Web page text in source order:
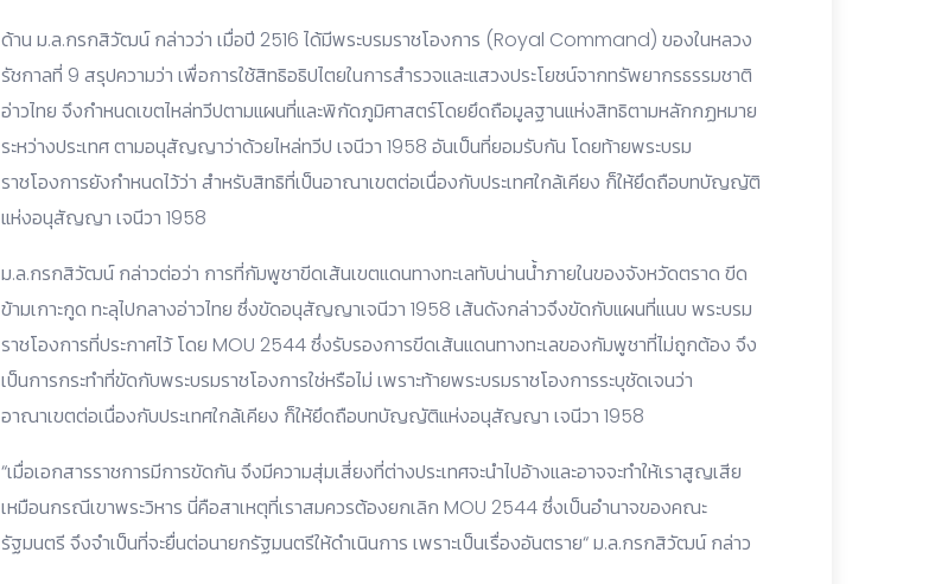
ด้าน ม.ล.กรกสิวัฒน์ กล่าวว่า เมื่อปี 2516 ได้มีพระบรมราชโองการ (Royal Command) ของในหลวง
รัชกาลที่ 9 สรุปความว่า เพื่อการใช้สิทธิอธิปไตยในการสำรวจและแสวงประโยชน์จากทรัพยากรธรรมชาติ
อ่าวไทย จึงกำหนดเขตไหล่ทวีปตามแผนที่และพิกัดภูมิศาสตร์โดยยึดถือมูลฐานแห่งสิทธิตามหลักกฏหมาย
ระหว่างประเทศ ตามอนุสัญญาว่าด้วยไหล่ทวีป เจนีวา 1958 อันเป็นที่ยอมรับกัน โดยท้ายพระบรม
ราชโองการยังกำหนดไว้ว่า สำหรับสิทธิที่เป็นอาณาเขตต่อเนื่องกับประเทศใกล้เคียง ก็ให้ยึดถือบทบัญญัติ
แห่งอนุสัญญา เจนีวา 1958
ม.ล.กรกสิวัฒน์ กล่าวต่อว่า การที่กัมพูชาขีดเส้นเขตแดนทางทะเลทับน่านน้ำภายในของจังหวัดตราด ขีด
ข้ามเกาะกูด ทะลุไปกลางอ่าวไทย ซึ่งขัดอนุสัญญาเจนีวา 1958 เส้นดังกล่าวจึงขัดกับแผนที่แนบ พระบรม
ราชโองการที่ประกาศไว้ โดย MOU 2544 ซึ่งรับรองการขีดเส้นแดนทางทะเลของกัมพูชาที่ไม่ถูกต้อง จึง
เป็นการกระทำที่ขัดกับพระบรมราชโองการใช่หรือไม่ เพราะท้ายพระบรมราชโองการระบุชัดเจนว่า
อาณาเขตต่อเนื่องกับประเทศใกล้เคียง ก็ให้ยึดถือบทบัญญัติแห่งอนุสัญญา เจนีวา 1958
“เมื่อเอกสารราชการมีการขัดกัน จึงมีความสุ่มเสี่ยงที่ต่างประเทศจะนำไปอ้างและอาจจะทำให้เราสูญเสีย
เหมือนกรณีเขาพระวิหาร นี่คือสาเหตุที่เราสมควรต้องยกเลิก MOU 2544 ซึ่งเป็นอำนาจของคณะ
รัฐมนตรี จึงจำเป็นที่จะยื่นต่อนายกรัฐมนตรีให้ดำเนินการ เพราะเป็นเรื่องอันตราย“ ม.ล.กรกสิวัฒน์ กล่าว